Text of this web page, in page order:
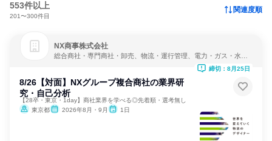
553件以上
201〜300件目
関連度順
NX商事株式会社
総合商社・専門商社・卸売、物流・運行管理、電力・ガス・水
8/26【対面】NXグループ複合商社の業界研
究・自己分析
【28卒・東京・1day】商社業界を学べる◎先着順・選考無し
東京都
2026年8月・9月 1日
締切：8月25日